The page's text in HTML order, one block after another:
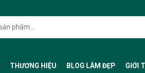
THƯƠNG HIỆU BLOG LÀM ĐẸP GIỚI